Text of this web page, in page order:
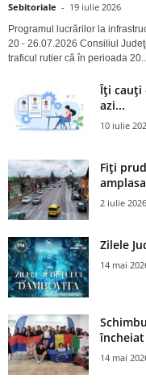
Sebitoriale - 19 iulie 2026
Programul lucrărilor la
20 - 26.07.2026 Consiliul
traficul rutier că în perioada
Îți cauți
azi...
10 iulie
Fiți
2 iulie 2026
Zilele
14 mai
încheiat
14 mai